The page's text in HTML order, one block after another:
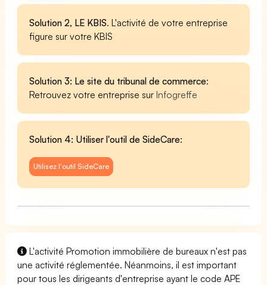
Solution 2, LE KBIS. L'activité de votre entreprise
figure sur votre KBIS
Solution 3: Le site du tribunal de commerce:
Retrouvez votre entreprise surInfogreffe
Solution 4: Utiliser l'outil de SideCare:
Utilisez l'outil SideCare
L'activité Promotion immobilière de bureaux n'est pas
une activité réglementée. Néanmoins, il est important
pour tous les dirigeants d'entreprise ayant le code APE